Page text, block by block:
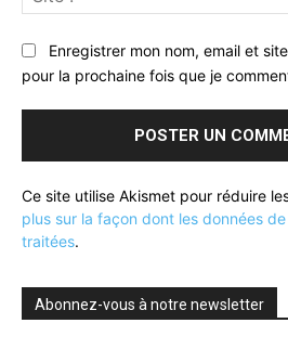
Enregistrer mon nom, email et
pour la prochaine fois que je
Ce site utilise Akismet pour réduire
plus sur la façon dont les données
traitées.
Abonnez-vous à notre newsletter